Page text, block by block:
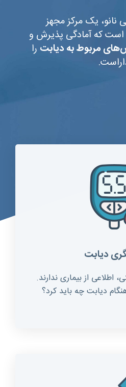
نانو، یک مرکز مجهز
که آمادگی پذیرش و
مربوط به دیابت را
دیابت
اطلاعی از بیماری ندارند.
دیابت چه باید کرد؟